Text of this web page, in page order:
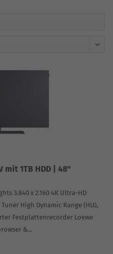
mit 1TB HDD | 48"
3.840 x 2.160 4K Ultra-HD
High Dynamic Range (HLG,
Festplattenrecorder Loewe
&...